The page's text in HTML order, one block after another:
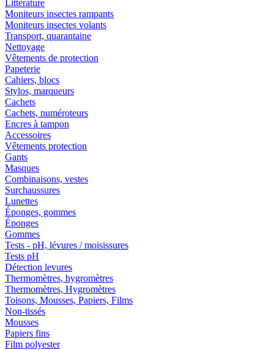
Littérature
Moniteurs insectes rampants
Moniteurs insectes volants
Transport, quarantaine
Nettoyage
Vêtements de protection
Papeterie
Cahiers, blocs
Stylos, marqueurs
Cachets
Cachets, numéroteurs
Encres à tampon
Accessoires
Vêtements protection
Gants
Masques
Combinaisons, vestes
Surchaussures
Lunettes
Éponges, gommes
Éponges
Gommes
Tests - pH, lévures / moisissures
Tests pH
Détection levures
Thermomètres, hygromètres
Thermomètres, Hygromètres
Toisons, Mousses, Papiers, Films
Non-tissés
Mousses
Papiers fins
Film polyester